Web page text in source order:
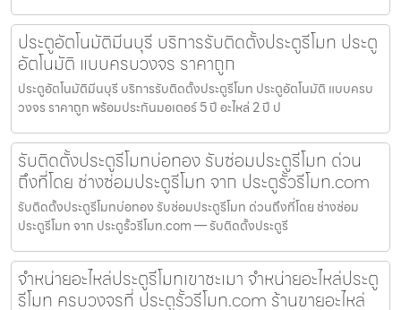
ประตูอัตโนมัติมีนบุรี บริการรับติดตั้งประตูรีโมท ประตู
อัตโนมัติ แบบครบวงจร ราคาถูก
ประตูอัตโนมัติมีนบุรี บริการรับติดตั้งประตูรีโมท ประตูอัตโนมัติ แบบครบ
วงจร ราคาถูก พร้อมประกันมอเตอร์ 5 ปี อะไหล่ 2 ปี ป
รับติดตั้งประตูรีโมทบ่อทอง รับซ่อมประตูรีโมท ด่วน
ถึงที่โดย ช่างซ่อมประตูรีโมท จาก ประตูรั้วรีโมท.com
รับติดตั้งประตูรีโมทบ่อทอง รับซ่อมประตูรีโมท ด่วนถึงที่โดย ช่างซ่อม
ประตูรีโมท จาก ประตูรั้วรีโมท.com — รับติดตั้งประตูรี
จำหน่ายอะไหล่ประตูรีโมทเขาชะเมา จำหน่ายอะไหล่ประตู
รีโมท ครบวงจรที่ ประตูรั้วรีโมท.com ร้านขายอะไหล่